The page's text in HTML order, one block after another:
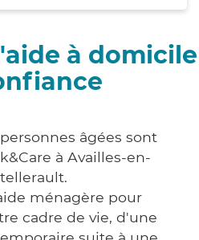
à domicile
âgées sont
à Availles-en-
ménagère pour
cadre de vie, d'une